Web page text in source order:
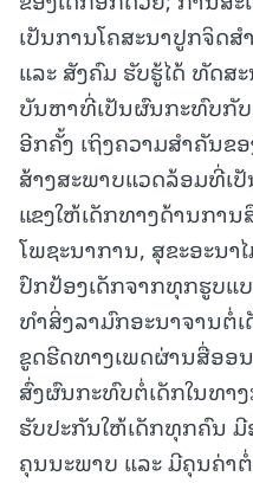
ເປັນການໂຄສະນາປູກຈິດ
ແລະ ສັງຄົມ ຮັບຮູ້ໄດ້ ທັດສ
ບັນຫາທີ່ເປັນຜົນກະທົບກັບ
ອີກຄັ້ງ ເຖິງຄວາມສໍາຄັນຂ
ສ້າງສະພາບແວດລ້ອມທີ່ເ
ແຂງໃຫ້ເດັກທາງດ້ານກາ
ໂພຊະນາການ, ສຸຂະອະນາ
ປົກປ້ອງເດັກຈາກທຸກຮູບແ
ທໍາສິ່ງລາມົກອະນາຈານຕໍ່
ຂູດຮີດທາງເພດຜ່ານສື່ອອ
ສົ່ງຜົນກະທົບຕໍ່ເດັກໃນທາ
ຮັບປະກັນໃຫ້ເດັກທຸກຄົນ ມີ
ຄຸນນະພາບ ແລະ ມີຄຸນຄ່າ